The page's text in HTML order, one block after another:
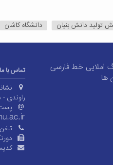
تولید دانش بنیان دانشگاه کاشان
املایی خط فارسی
ها
تماس با ما
راوندی -